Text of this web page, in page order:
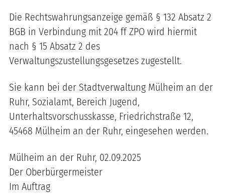
Die Rechtswahrungsanzeige gemäß § 132 Absatz 2
BGB in Verbindung mit 204 ff ZPO wird hiermit
nach § 15 Absatz 2 des
Verwaltungszustellungsgesetzes zugestellt.
Sie kann bei der Stadtverwaltung Mülheim an der
Ruhr, Sozialamt, Bereich Jugend,
Unterhaltsvorschusskasse, Friedrichstraße 12,
45468 Mülheim an der Ruhr, eingesehen werden.
Mülheim an der Ruhr, 02.09.2025
Der Oberbürgermeister
Im Auftrag